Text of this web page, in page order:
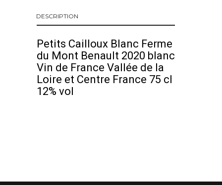
DESCRIPTION
Petits Cailloux Blanc Ferme
du Mont Benault 2020 blanc
Vin de France Vallée de la
Loire et Centre France 75 cl
12% vol